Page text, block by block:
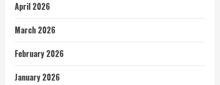
April 2026
March 2026
February 2026
January 2026